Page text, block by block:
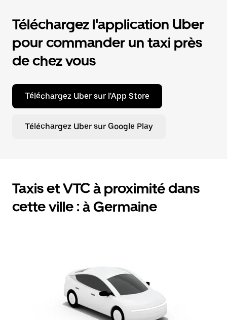
Téléchargez l'application Uber
pour commander un taxi près
de chez vous
Téléchargez Uber sur l'App Store
Téléchargez Uber sur Google Play
Taxis et VTC à proximité dans
cette ville : à Germaine